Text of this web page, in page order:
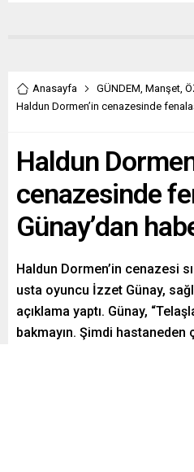
Anasayfa GÜNDEM, Manşet,
Haldun Dormen’in cenazesinde
Haldun
cenazesinde
Günay’dan
Haldun Dormen’in cenazesi
usta oyuncu İzzet Günay,
açıklama yaptı. Günay,
bakmayın. Şimdi hastaneden